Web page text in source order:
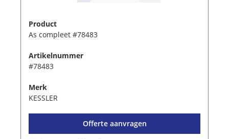
Product
As compleet #78483
Artikelnummer
#78483
Merk
KESSLER
Offerte aanvragen